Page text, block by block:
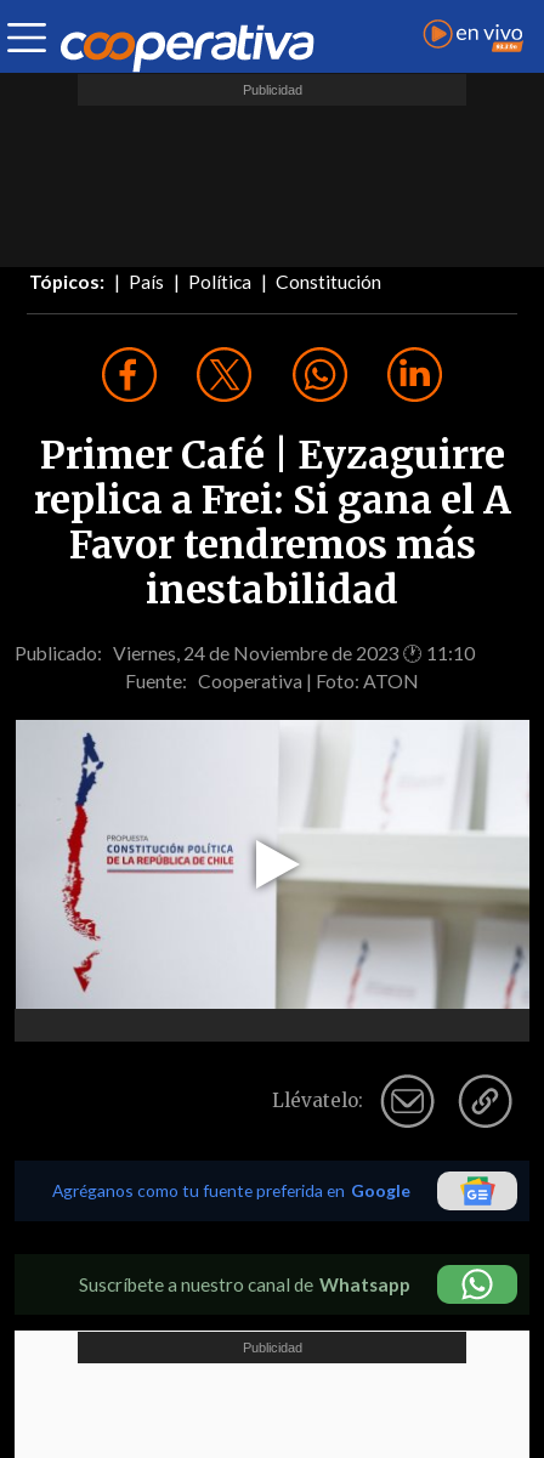
Tópicos: País Política Constitución
Primer Café | Eyzaguirre
replica a Frei: Si gana el A
Favor tendremos más
inestabilidad
Publicado: Viernes, 24 de Noviembre de 2023 🕐 11:10
Fuente: Cooperativa | Foto: ATON
Video
Llévatelo:
Agréganos como tu fuente preferida en Google
Suscríbete a nuestro canal de Whatsapp